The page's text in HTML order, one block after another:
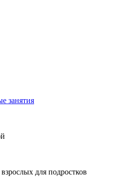
занятия
взрослых для подростков